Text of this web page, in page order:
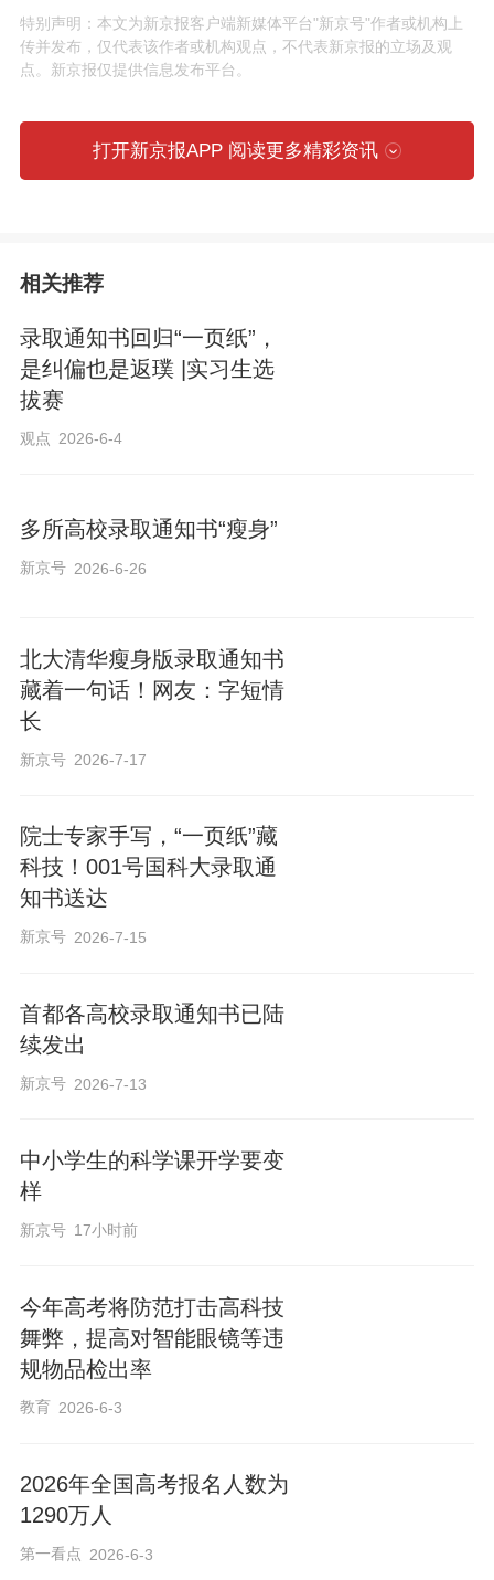
治理违规招生行为
校持续优化专业（组）设置，进一步加强
和改进特殊类型考试招生工作。指导各地
诈骗或作弊、扰乱考试招生秩序等违法违
来源：央视新闻微信公众号
特别声明：本文为新京报客户端新媒体平台"新京号"作者或机构上
传并发布，仅代表该作者或机构观点，不代表新京报的立场及观
点。新京报仅提供信息发布平台。
打开新京报APP 阅读更多精彩资讯
相关推荐
录取通知书回归“一页纸”，
是纠偏也是返璞 |实习生选
拔赛
观点 2026-6-4
多所高校录取通知书“瘦身”
新京号 2026-6-26
北大清华瘦身版录取通知书
藏着一句话！网友：字短情
长
新京号 2026-7-17
院士专家手写，“一页纸”藏
科技！001号国科大录取通
知书送达
新京号 2026-7-15
首都各高校录取通知书已陆
续发出
新京号 2026-7-13
中小学生的科学课开学要变
样
新京号 17小时前
今年高考将防范打击高科技
舞弊，提高对智能眼镜等违
规物品检出率
教育 2026-6-3
2026年全国高考报名人数为
1290万人
第一看点 2026-6-3